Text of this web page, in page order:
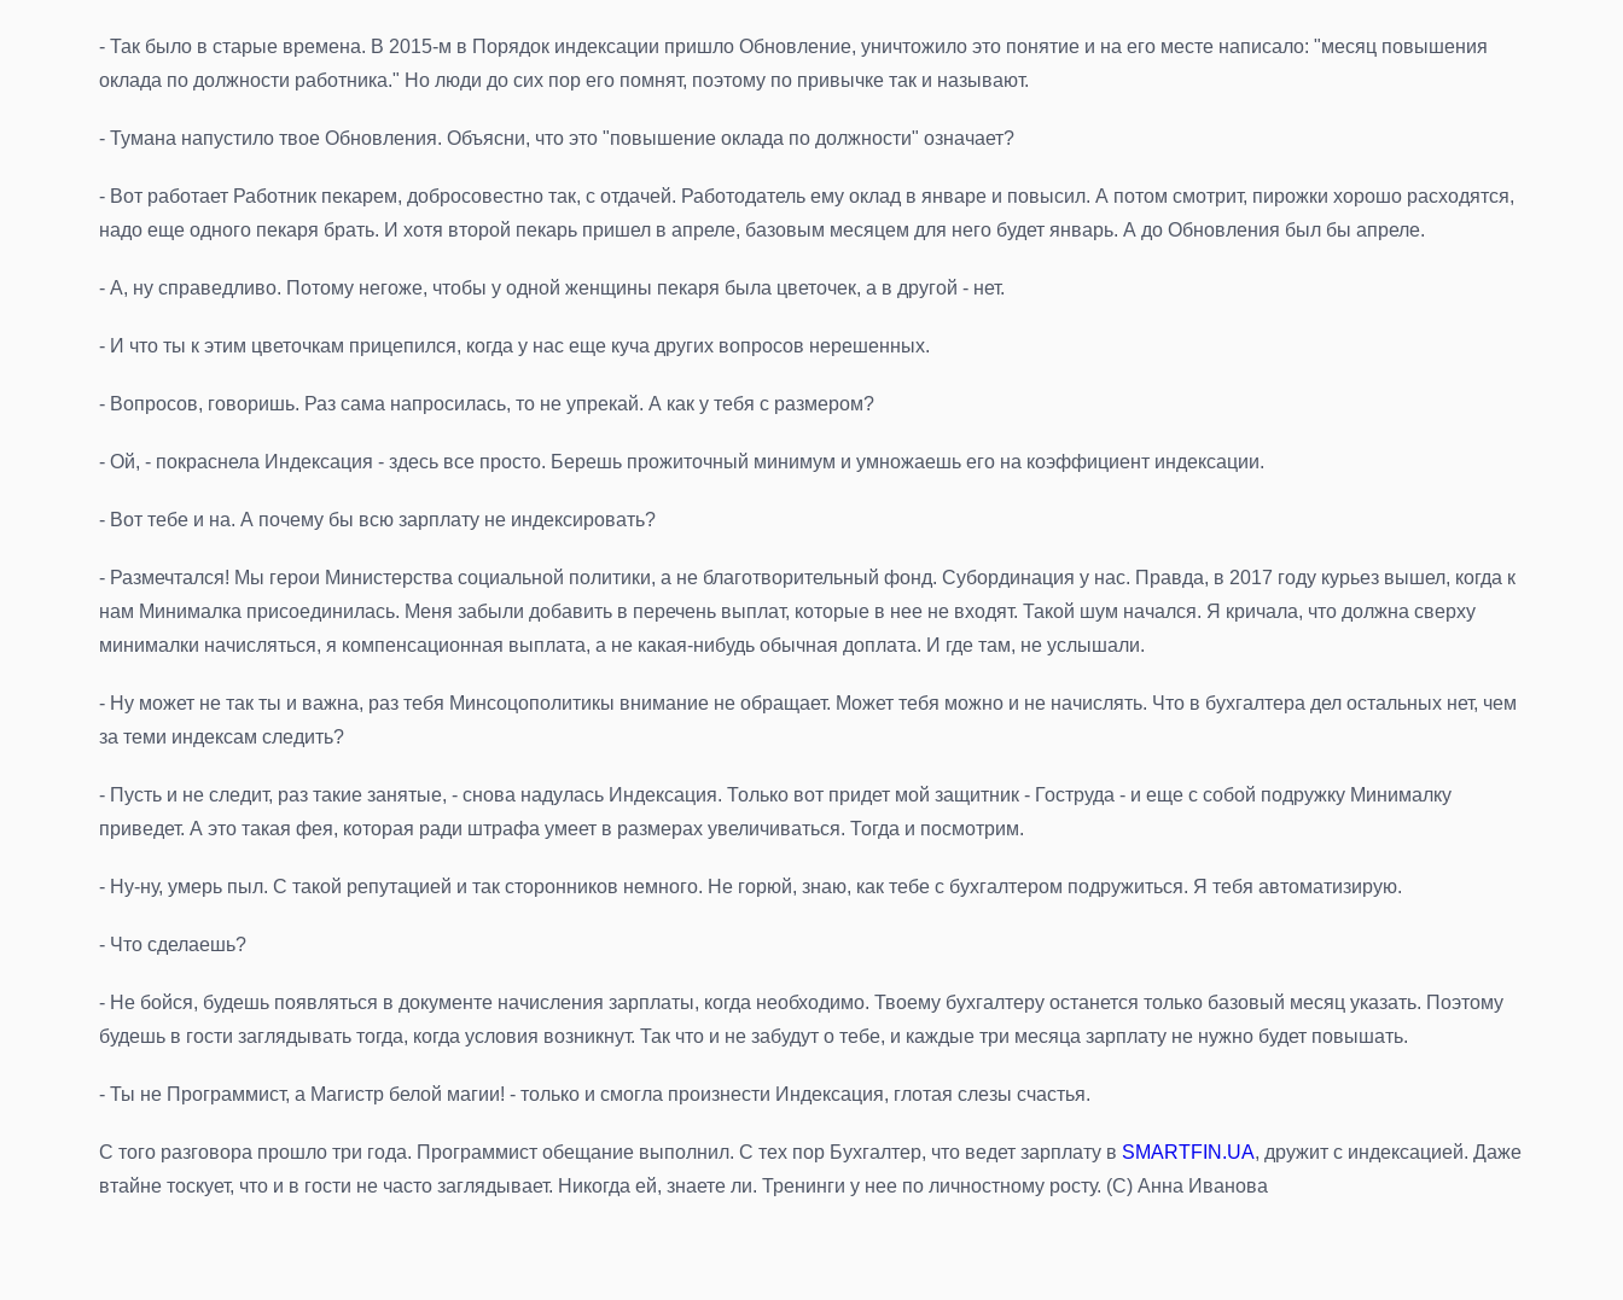
- Так было в старые времена. В 2015-м в Порядок индексации пришло Обновление, уничтожило это понятие и на его месте написало: "месяц повышения
оклада по должности работника." Но люди до сих пор его помнят, поэтому по привычке так и называют.
- Тумана напустило твое Обновления. Объясни, что это "повышение оклада по должности" означает?
- Вот работает Работник пекарем, добросовестно так, с отдачей. Работодатель ему оклад в январе и повысил. А потом смотрит, пирожки хорошо расходятся,
надо еще одного пекаря брать. И хотя второй пекарь пришел в апреле, базовым месяцем для него будет январь. А до Обновления был бы апреле.
- А, ну справедливо. Потому негоже, чтобы у одной женщины пекаря была цветочек, а в другой - нет.
- И что ты к этим цветочкам прицепился, когда у нас еще куча других вопросов нерешенных.
- Вопросов, говоришь. Раз сама напросилась, то не упрекай. А как у тебя с размером?
- Ой, - покраснела Индексация - здесь все просто. Берешь прожиточный минимум и умножаешь его на коэффициент индексации.
- Вот тебе и на. А почему бы всю зарплату не индексировать?
- Размечтался! Мы герои Министерства социальной политики, а не благотворительный фонд. Субординация у нас. Правда, в 2017 году курьез вышел, когда к
нам Минималка присоединилась. Меня забыли добавить в перечень выплат, которые в нее не входят. Такой шум начался. Я кричала, что должна сверху
минималки начисляться, я компенсационная выплата, а не какая-нибудь обычная доплата. И где там, не услышали.
- Ну может не так ты и важна, раз тебя Минсоцополитикы внимание не обращает. Может тебя можно и не начислять. Что в бухгалтера дел остальных нет, чем
за теми индексам следить?
- Пусть и не следит, раз такие занятые, - снова надулась Индексация. Только вот придет мой защитник - Гоструда - и еще с собой подружку Минималку
приведет. А это такая фея, которая ради штрафа умеет в размерах увеличиваться. Тогда и посмотрим.
- Ну-ну, умерь пыл. С такой репутацией и так сторонников немного. Не горюй, знаю, как тебе с бухгалтером подружиться. Я тебя автоматизирую.
- Что сделаешь?
- Не бойся, будешь появляться в документе начисления зарплаты, когда необходимо. Твоему бухгалтеру останется только базовый месяц указать. Поэтому
будешь в гости заглядывать тогда, когда условия возникнут. Так что и не забудут о тебе, и каждые три месяца зарплату не нужно будет повышать.
- Ты не Программист, а Магистр белой магии! - только и смогла произнести Индексация, глотая слезы счастья.
С того разговора прошло три года. Программист обещание выполнил. С тех пор Бухгалтер, что ведет зарплату в SMARTFIN.UA, дружит с индексацией. Даже
втайне тоскует, что и в гости не часто заглядывает. Никогда ей, знаете ли. Тренинги у нее по личностному росту. (С) Анна Иванова